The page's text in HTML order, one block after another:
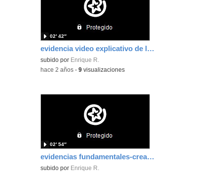
evidencia video explicativo de la secuencia didáctica-Enrique Rivas
subido por Enrique R.
02′ 42″
-hace 2 años -9 visualizaciones
evidencias fundamentales-creación de video-tutorial
subido por Enrique R.
02′ 54″